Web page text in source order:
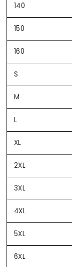
140
150
160
S
M
L
XL
2XL
3XL
4XL
5XL
6XL